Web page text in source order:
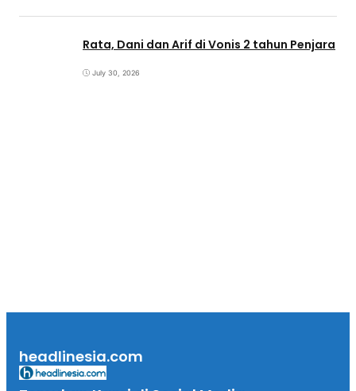
Rata, Dani dan Arif di Vonis 2 tahun Penjara
July 30, 2026
headlinesia.com